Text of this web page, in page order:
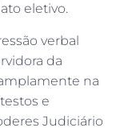
eletivo.
verbal
da
na
e
Judiciário